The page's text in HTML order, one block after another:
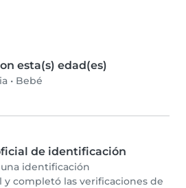
esta(s) edad(es)
• Bebé
de identificación
identificación
completó las verificaciones de